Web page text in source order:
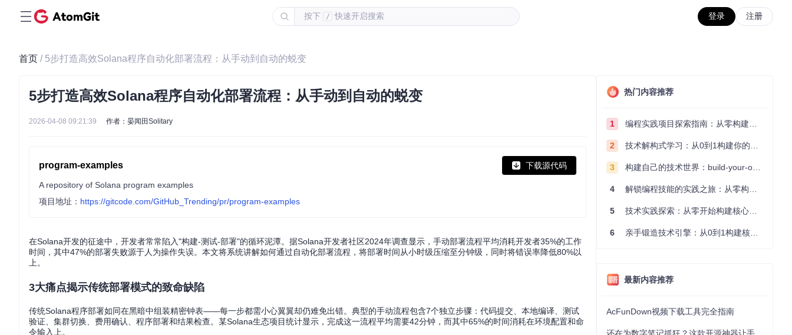
按下 / 快速开启搜索 登录 注册
首页 / 5步打造高效Solana程序自动化部署流程：从手动到自动的蜕变
5步打造高效Solana程序自动化部署流程：从手动到自动的蜕变
2026-04-08 09:21:39 作者：晏闻田Solitary
program-examples 下载源代码
A repository of Solana program examples
项目地址： https://gitcode.com/GitHub_Trending/pr/program-examples
在Solana开发的征途中，开发者常常陷入"构建-测试-部署"的循环泥潭。据Solana开发者社区2024年调查显示，手动部署流程平均消耗开发者35%的工作
时间，其中47%的部署失败源于人为操作失误。本文将系统讲解如何通过自动化部署流程，将部署时间从小时级压缩至分钟级，同时将错误率降低80%以
上。
3大痛点揭示传统部署模式的致命缺陷
传统Solana程序部署如同在黑暗中组装精密钟表——每一步都需小心翼翼却仍难免出错。典型的手动流程包含7个独立步骤：代码提交、本地编译、测试
验证、集群切换、费用确认、程序部署和结果检查。某Solana生态项目统计显示，完成这一流程平均需要42分钟，而其中65%的时间消耗在环境配置和命
令输入上。
热门内容推荐
1 编程实践项目探索指南：从零构建技术能力体系
2 技术解构式学习：从0到1构建你的编程知识体系
3 构建自己的技术世界：build-your-own-x项目的实践探索指南
4 解锁编程技能的实践之旅：从零构建你的技术世界
5 技术实践探索：从零开始构建核心系统的实践指南
6 亲手锻造技术引擎：从0到1构建核心系统的实践指南
最新内容推荐
AcFunDown视频下载工具完全指南